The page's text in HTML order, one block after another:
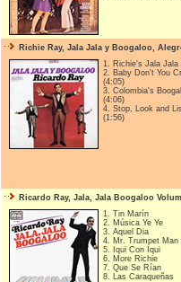
Richie Ray, Jala Jala y Boogaloo,
1. Richie's Jala Jala
2. Baby Don't You
(4:05)
3. Colombia's
(4:06)
4. Stop, Look and
(1:56)
Ricardo Ray, Jala, Jala Boogaloo
1. Tin Marín
2. Música Ye Ye
3. Aquel Dia
4. Mr. Trumpet Man
5. Iqui Con Iqui
6. More Richie
7. Que Se Rían
8. Las Caraqueñas